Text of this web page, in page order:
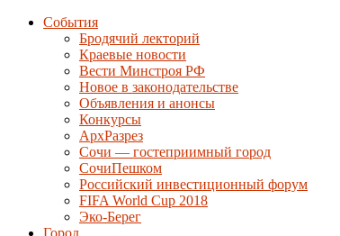
События
Бродячий лекторий
Краевые новости
Вести Минстроя РФ
Новое в законодательстве
Объявления и анонсы
Конкурсы
АрхРазрез
Сочи — гостеприимный город
СочиПешком
Российский инвестиционный форум
FIFA World Cup 2018
Эко-Берег
Город